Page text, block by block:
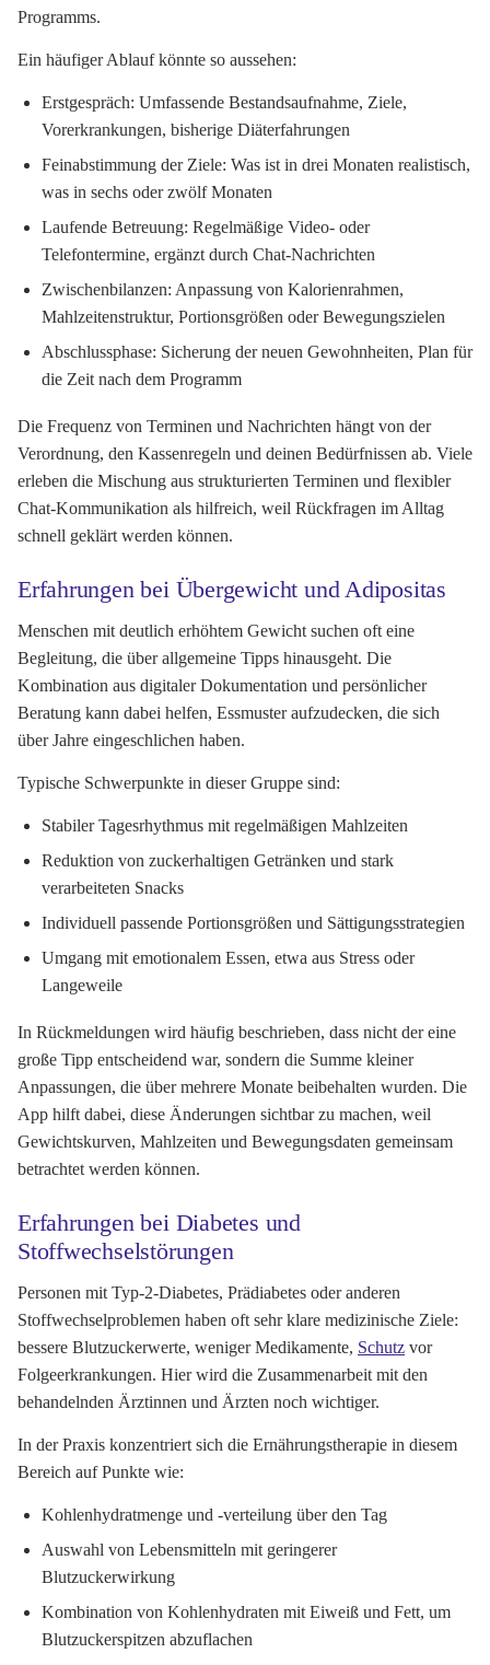
Programms.
Ein häufiger Ablauf könnte so aussehen:
Erstgespräch: Umfassende Bestandsaufnahme, Ziele,
Vorerkrankungen, bisherige Diäterfahrungen
Feinabstimmung der Ziele: Was ist in drei Monaten realistisch,
was in sechs oder zwölf Monaten
Laufende Betreuung: Regelmäßige Video- oder
Telefontermine, ergänzt durch Chat-Nachrichten
Zwischenbilanzen: Anpassung von Kalorienrahmen,
Mahlzeitenstruktur, Portionsgrößen oder Bewegungszielen
Abschlussphase: Sicherung der neuen Gewohnheiten, Plan für
die Zeit nach dem Programm
Die Frequenz von Terminen und Nachrichten hängt von der
Verordnung, den Kassenregeln und deinen Bedürfnissen ab. Viele
erleben die Mischung aus strukturierten Terminen und flexibler
Chat-Kommunikation als hilfreich, weil Rückfragen im Alltag
schnell geklärt werden können.
Erfahrungen bei Übergewicht und Adipositas
Menschen mit deutlich erhöhtem Gewicht suchen oft eine
Begleitung, die über allgemeine Tipps hinausgeht. Die
Kombination aus digitaler Dokumentation und persönlicher
Beratung kann dabei helfen, Essmuster aufzudecken, die sich
über Jahre eingeschlichen haben.
Typische Schwerpunkte in dieser Gruppe sind:
Stabiler Tagesrhythmus mit regelmäßigen Mahlzeiten
Reduktion von zuckerhaltigen Getränken und stark
verarbeiteten Snacks
Individuell passende Portionsgrößen und Sättigungsstrategien
Umgang mit emotionalem Essen, etwa aus Stress oder
Langeweile
In Rückmeldungen wird häufig beschrieben, dass nicht der eine
große Tipp entscheidend war, sondern die Summe kleiner
Anpassungen, die über mehrere Monate beibehalten wurden. Die
App hilft dabei, diese Änderungen sichtbar zu machen, weil
Gewichtskurven, Mahlzeiten und Bewegungsdaten gemeinsam
betrachtet werden können.
Erfahrungen bei Diabetes und
Stoffwechselstörungen
Personen mit Typ-2-Diabetes, Prädiabetes oder anderen
Stoffwechselproblemen haben oft sehr klare medizinische Ziele:
bessere Blutzuckerwerte, weniger Medikamente, Schutz vor
Folgeerkrankungen. Hier wird die Zusammenarbeit mit den
behandelnden Ärztinnen und Ärzten noch wichtiger.
In der Praxis konzentriert sich die Ernährungstherapie in diesem
Bereich auf Punkte wie:
Kohlenhydratmenge und -verteilung über den Tag
Auswahl von Lebensmitteln mit geringerer
Blutzuckerwirkung
Kombination von Kohlenhydraten mit Eiweiß und Fett, um
Blutzuckerspitzen abzuflachen